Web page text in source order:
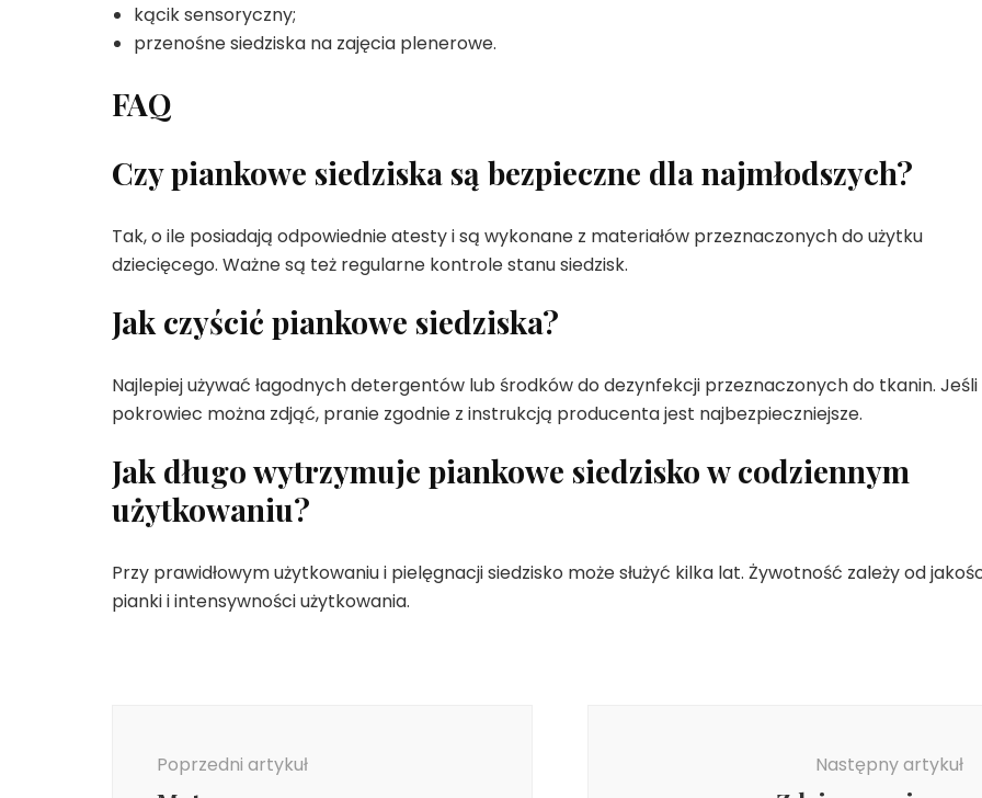
kącik sensoryczny;
przenośne siedziska na zajęcia plenerowe.
FAQ
Czy piankowe siedziska są bezpieczne dla najmłodszych?
Tak, o ile posiadają odpowiednie atesty i są wykonane z materiałów przeznaczonych do użytku
dziecięcego. Ważne są też regularne kontrole stanu siedzisk.
Jak czyścić piankowe siedziska?
Najlepiej używać łagodnych detergentów lub środków do dezynfekcji przeznaczonych do tkanin. Jeśli
pokrowiec można zdjąć, pranie zgodnie z instrukcją producenta jest najbezpieczniejsze.
Jak długo wytrzymuje piankowe siedzisko w codziennym
użytkowaniu?
Przy prawidłowym użytkowaniu i pielęgnacji siedzisko może służyć kilka lat. Żywotność zależy od
pianki i intensywności użytkowania.
Poprzedni artykuł Następny artykuł